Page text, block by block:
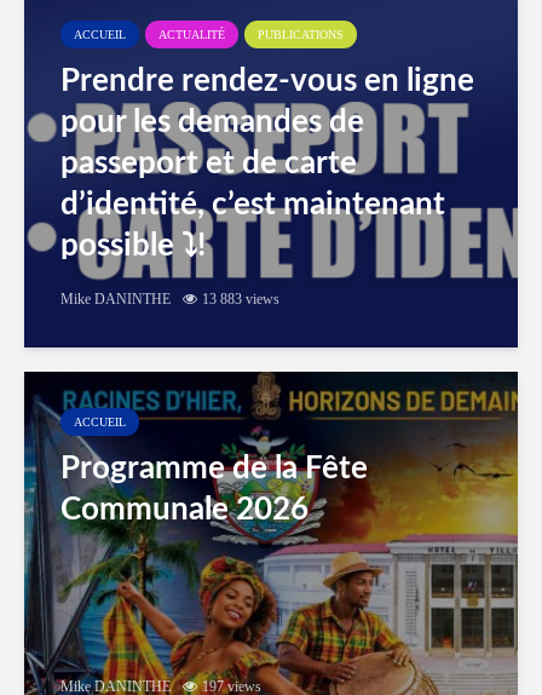
ACCUEIL ACTUALITÉ PUBLICATIONS
Prendre rendez-vous en ligne
pour les demandes de
passeport et de carte
d’identité, c’est maintenant
possible ⤵️!
Mike DANINTHE 13 883 views
ACCUEIL
Programme de la Fête
Communale 2026
Mike DANINTHE 197 views